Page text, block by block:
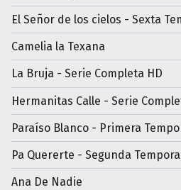
El Señor de los cielos - Sexta
Camelia la Texana
La Bruja - Serie Completa HD
Hermanitas Calle - Serie
Paraíso Blanco - Primera
Pa Quererte - Segunda
Ana De Nadie